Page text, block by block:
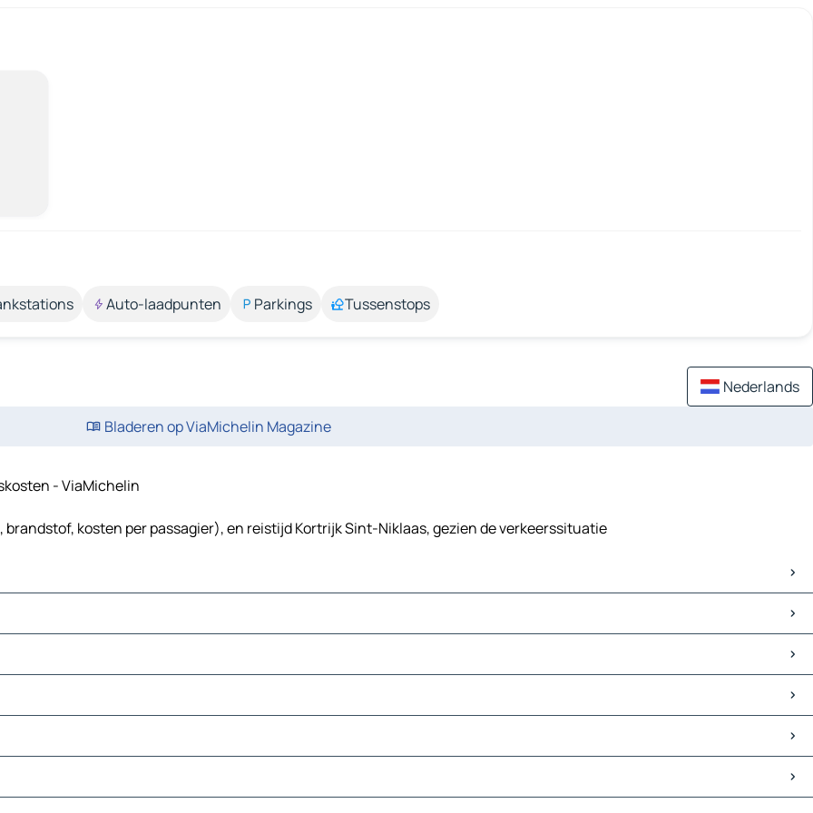
Auto-laadpunten Parkings Tussenstops
Nederlands
Bladeren op ViaMichelin Magazine
- ViaMichelin
kosten per passagier), en reistijd Kortrijk Sint-Niklaas, gezien de verkeerssituatie